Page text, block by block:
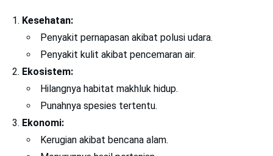
Kesehatan:
Penyakit pernapasan akibat polusi udara.
Penyakit kulit akibat pencemaran air.
Ekosistem:
Hilangnya habitat makhluk hidup.
Punahnya spesies tertentu.
Ekonomi:
Kerugian akibat bencana alam.